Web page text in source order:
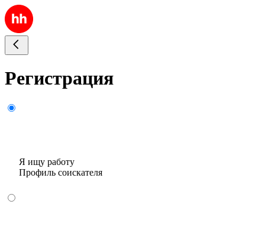
Регистрация
Я ищу работу
Профиль соискателя